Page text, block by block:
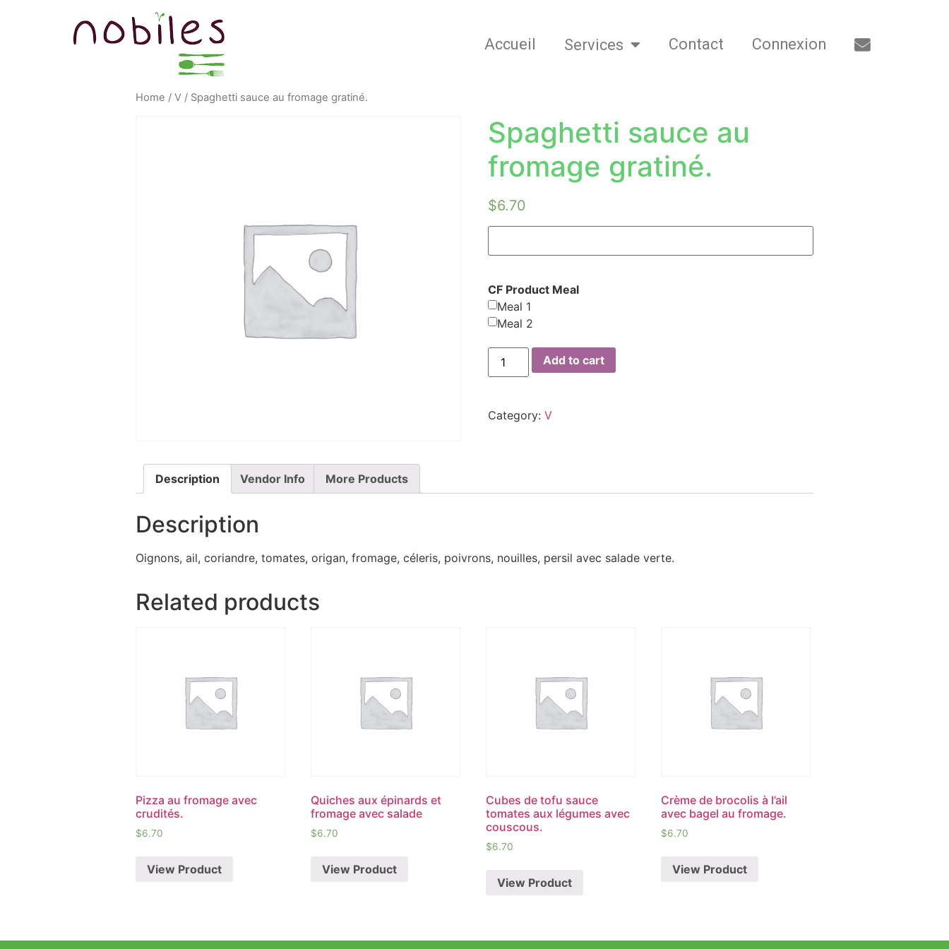
Accueil Services Contact Connexion
Home / V / Spaghetti sauce au fromage gratiné.
Spaghetti sauce au
fromage gratiné.
$6.70
CF Product Meal
Meal 1
Meal 2
Add to cart
Category:V
Description Vendor Info More Products
Description
Oignons, ail, coriandre, tomates, origan, fromage, céleris, poivrons, nouilles, persil avec salade verte.
Related products
Pizza au fromage avec
crudités.
$6.70
View Product
Quiches aux épinards et
fromage avec salade
$6.70
View Product
Cubes de tofu sauce
tomates aux légumes avec
couscous.
$6.70
View Product
Crème de brocolis à l’ail
avec bagel au fromage.
$6.70
View Product